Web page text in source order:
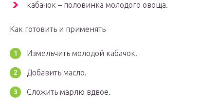
кабачок – половинка молодого овоща.
Как готовить и применять
Измельчить молодой кабачок.
Добавить масло.
Сложить марлю вдвое.